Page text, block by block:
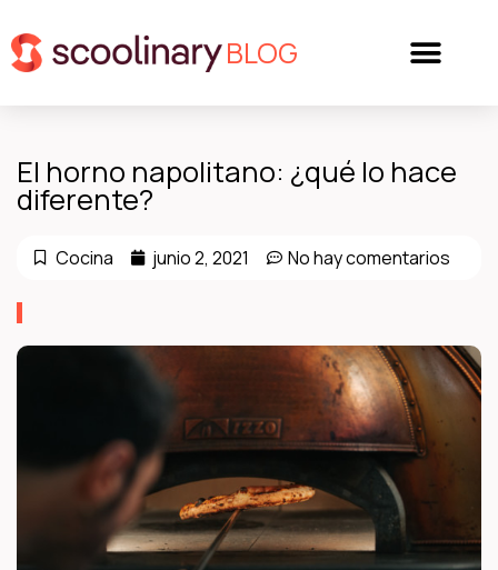
BLOG
El horno napolitano: ¿qué lo hace
diferente?
Cocina junio 2, 2021 No hay comentarios